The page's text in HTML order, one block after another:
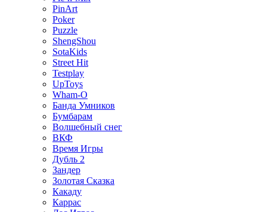
PinArt
Poker
Puzzle
ShengShou
SotaKids
Street Hit
Testplay
UpToys
Wham-O
Банда Умников
Бумбарам
Волшебный снег
ВКФ
Время Игры
Дубль 2
Зандер
Золотая Сказка
Какаду
Каррас